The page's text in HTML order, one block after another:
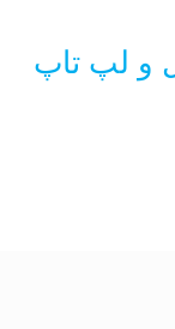
و لپ تاپ